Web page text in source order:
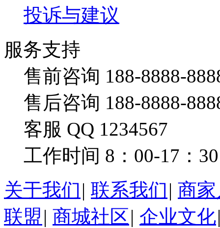
投诉与建议
服务支持
售前咨询 188-8888-
售后咨询 188-8888-
客服 QQ 1234567
工作时间 8：00-17：30
关于我们 | 联系我们 | 商
联盟 | 商城社区| 企业文化